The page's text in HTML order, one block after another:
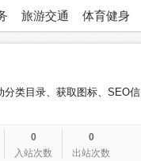
旅游交通 体育健身
分类目录、获取图标、SEO信
0
入站次数
0
出站次数